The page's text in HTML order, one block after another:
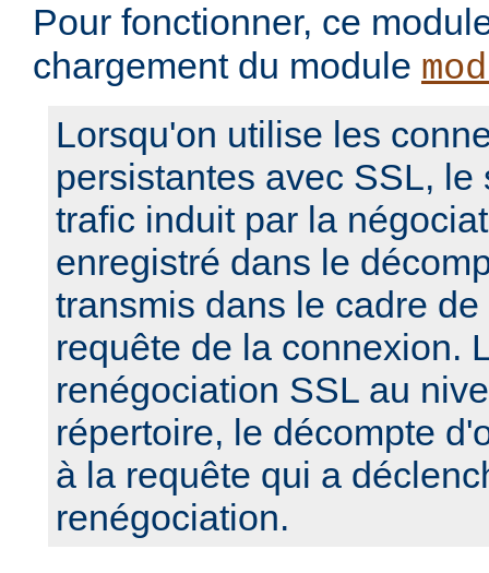
Pour fonctionner, ce
chargement du module
Lorsqu'on utilise les
persistantes avec SSL, le
trafic induit par la
enregistré dans le
transmis dans le cadre
requête de la connexion.
renégociation SSL au
répertoire, le décompte
à la requête qui a
renégociation.